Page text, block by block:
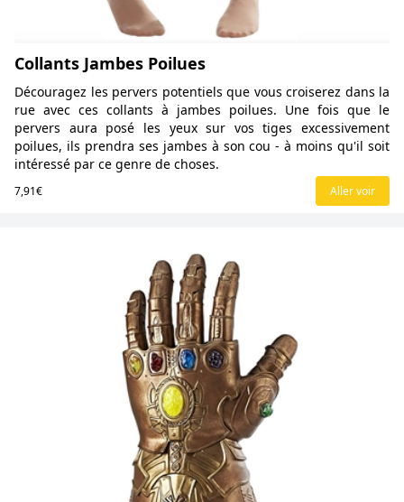
Collants Jambes Poilues
Découragez les pervers potentiels que vous croiserez dans la
rue avec ces collants à jambes poilues. Une fois que le
pervers aura posé les yeux sur vos tiges excessivement
poilues, ils prendra ses jambes à son cou - à moins qu'il soit
intéressé par ce genre de choses.
7,91€ Aller voir